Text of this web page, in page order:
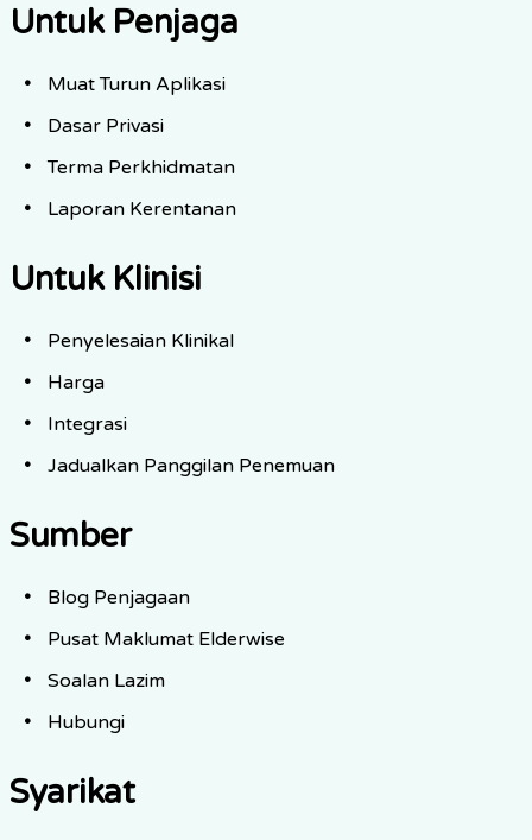
Untuk Penjaga
Muat Turun Aplikasi
Dasar Privasi
Terma Perkhidmatan
Laporan Kerentanan
Untuk Klinisi
Penyelesaian Klinikal
Harga
Integrasi
Jadualkan Panggilan Penemuan
Sumber
Blog Penjagaan
Pusat Maklumat Elderwise
Soalan Lazim
Hubungi
Syarikat